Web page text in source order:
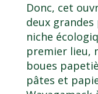
Donc, cet
deux
niche
premier lieu,
boues
pâtes et